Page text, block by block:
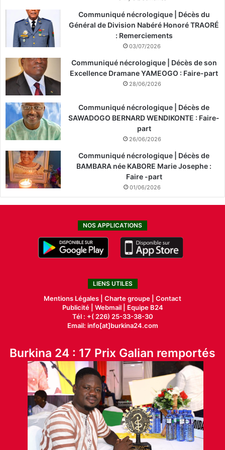
Communiqué nécrologique | Décès du
Général de Division Nabéré Honoré TRAORÉ
: Remerciements
03/07/2026
Communiqué nécrologique | Décès de son
Excellence Dramane YAMEOGO : Faire-part
28/06/2026
Communiqué nécrologique | Décès de
SAWADOGO BERNARD WENDIKONTE : Faire-
part
26/06/2026
Communiqué nécrologique | Décès de
BAMBARA née KABORE Marie Josephe :
Faire -part
01/06/2026
NOS APPLICATIONS
LIENS UTILES
Mentions Légales | Charte groupe | Contact
Publicité| Webmail |
Equipe B24
Tél : +( 226) 25-33-38-30
Email: info[at]burkina24.com
Burkina 24 : 17 Prix Galian remportés